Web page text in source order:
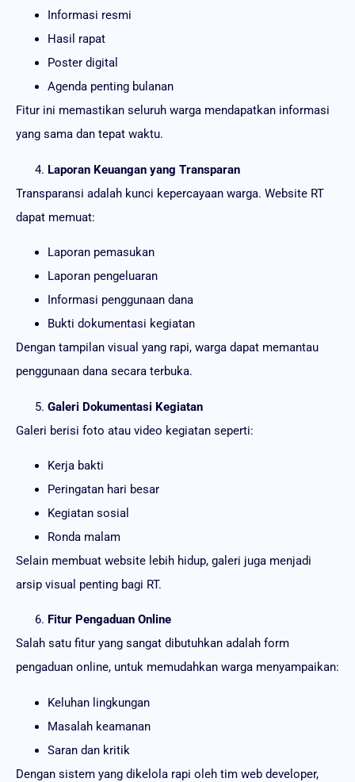
Informasi resmi
Hasil rapat
Poster digital
Agenda penting bulanan
Fitur ini memastikan seluruh warga mendapatkan informasi
yang sama dan tepat waktu.
Laporan Keuangan yang Transparan
Transparansi adalah kunci kepercayaan warga. Website RT
dapat memuat:
Laporan pemasukan
Laporan pengeluaran
Informasi penggunaan dana
Bukti dokumentasi kegiatan
Dengan tampilan visual yang rapi, warga dapat memantau
penggunaan dana secara terbuka.
Galeri Dokumentasi Kegiatan
Galeri berisi foto atau video kegiatan seperti:
Kerja bakti
Peringatan hari besar
Kegiatan sosial
Ronda malam
Selain membuat website lebih hidup, galeri juga menjadi
arsip visual penting bagi RT.
Fitur Pengaduan Online
Salah satu fitur yang sangat dibutuhkan adalah form
pengaduan online, untuk memudahkan warga menyampaikan:
Keluhan lingkungan
Masalah keamanan
Saran dan kritik
Dengan sistem yang dikelola rapi oleh tim web developer,